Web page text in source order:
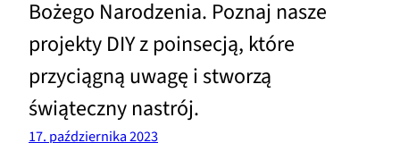
Bożego Narodzenia. Poznaj nasze
projekty DIY z poinsecją, które
przyciągną uwagę i stworzą
świąteczny nastrój.
17. października 2023